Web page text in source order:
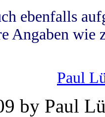
ebenfalls
Angaben wie
Paul
by Paul